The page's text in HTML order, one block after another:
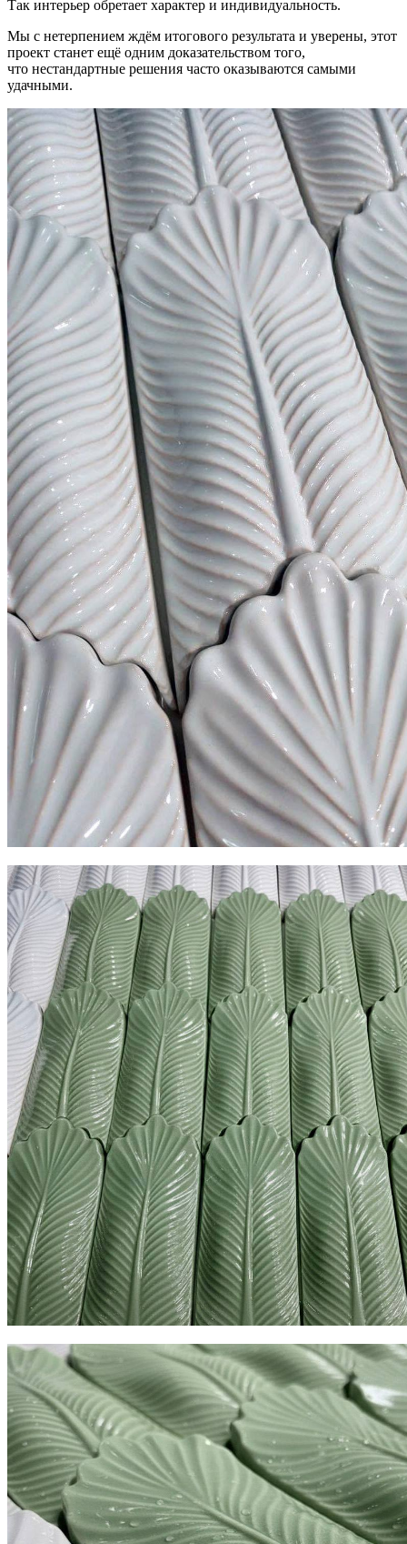
Так интерьер обретает характер и индивидуальность.
Мы с нетерпением ждём итогового результата и уверены, этот
проект станет ещё одним доказательством того,
что нестандартные решения часто оказываются самыми
удачными.